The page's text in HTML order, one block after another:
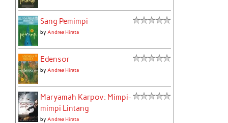
Sang Pemimpi
byAndrea Hirata
Edensor
byAndrea Hirata
Maryamah Karpov: Mimpi-
mimpi Lintang
byAndrea Hirata